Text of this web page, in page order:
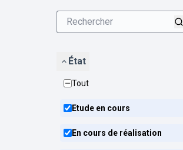
État
Tout
Etude en cours
En cours de réalisation